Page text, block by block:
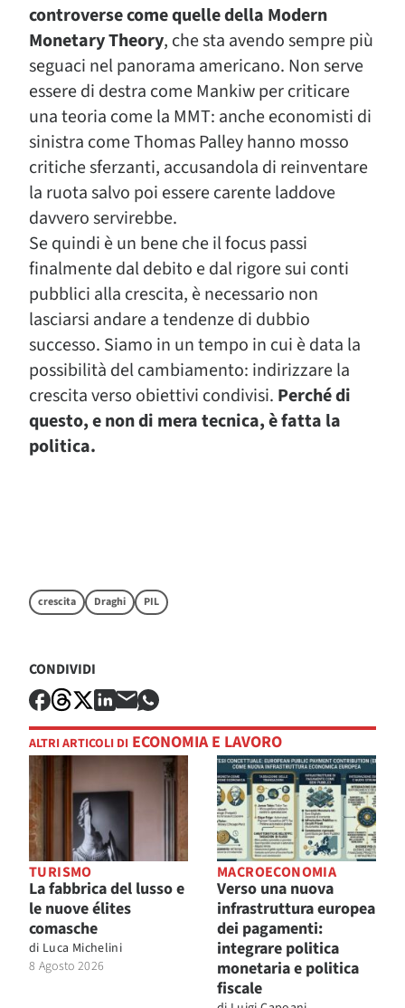
controverse come quelle della Modern
Monetary Theory, che sta avendo sempre più
seguaci nel panorama americano. Non serve
essere di destra come Mankiw per criticare
una teoria come la MMT: anche economisti di
sinistra come Thomas Palley hanno mosso
critiche sferzanti, accusandola di reinventare
la ruota salvo poi essere carente laddove
davvero servirebbe.
Se quindi è un bene che il focus passi
finalmente dal debito e dal rigore sui conti
pubblici alla crescita, è necessario non
lasciarsi andare a tendenze di dubbio
successo. Siamo in un tempo in cui è data la
possibilità del cambiamento: indirizzare la
crescita verso obiettivi condivisi. Perché di
questo, e non di mera tecnica, è fatta la
politica.
crescita Draghi PIL
CONDIVIDI
ALTRI ARTICOLI DI ECONOMIA E LAVORO
TURISMO
La fabbrica del lusso e
le nuove élites
comasche
di Luca Michelini
8 Agosto 2026
MACROECONOMIA
Verso una nuova
infrastruttura europea
dei pagamenti:
integrare politica
monetaria e politica
fiscale